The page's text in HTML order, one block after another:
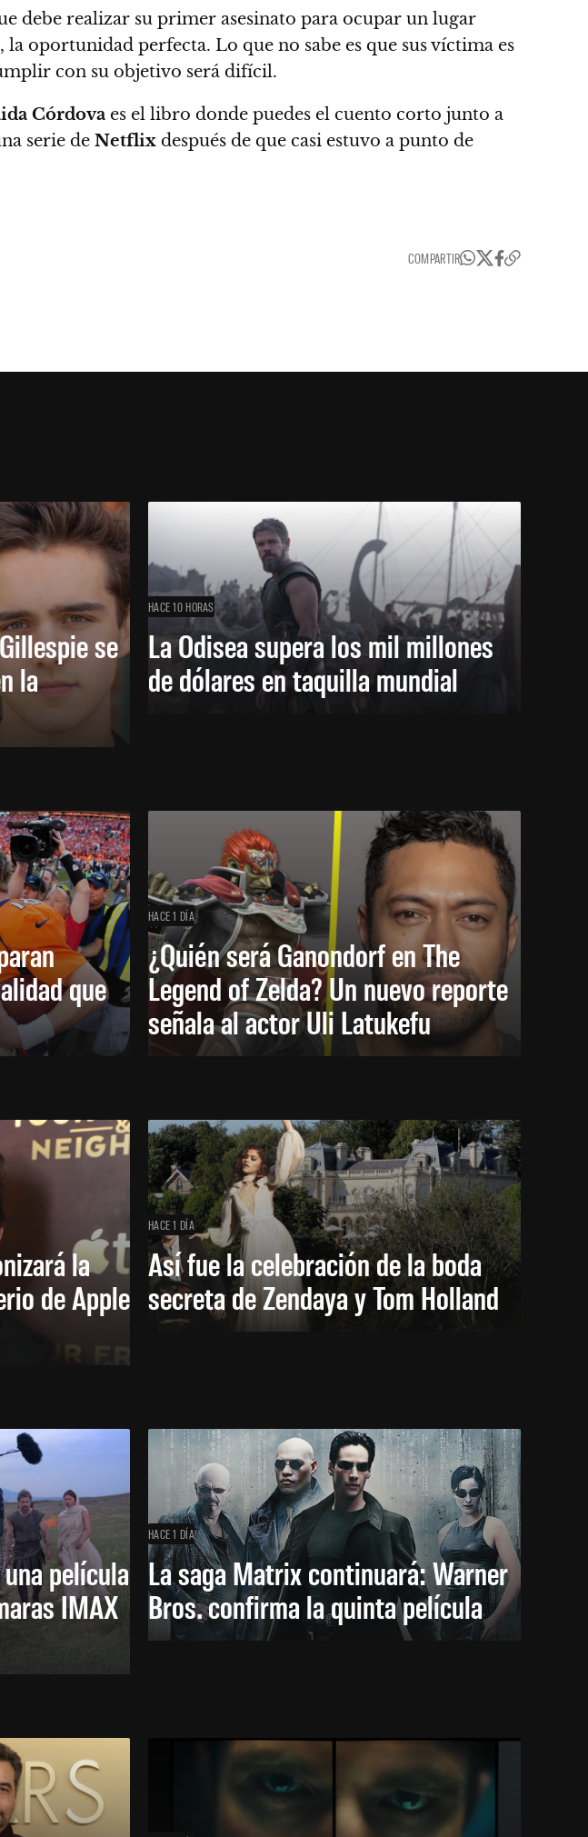
debe realizar su primer asesinato para ocupar un lugar
la oportunidad perfecta. Lo que no sabe es que sus víctima es
con su objetivo será difícil.
Córdova es el libro donde puedes el cuento corto junto a
serie de Netflix después de que casi estuvo a punto de
COMPARTIR
se
la
HACE 10 HORAS
La Odisea supera los mil millones
de dólares en taquilla mundial
que
HACE 1 DÍA
¿Quién será Ganondorf en The
Legend of Zelda? Un nuevo reporte
señala al actor Uli Latukefu
la
de Apple
HACE 1 DÍA
Así fue la celebración de la boda
secreta de Zendaya y Tom Holland
película
IMAX
HACE 1 DÍA
La saga Matrix continuará: Warner
Bros. confirma la quinta película